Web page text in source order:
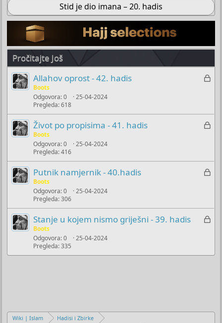
Stid je dio imana – 20. hadis
Pročitajte Još
Z
u
n
o
Allahov oprost - 42. hadis
Boots
Odgovora 0
Pregleda 618
25-04-2024
Z
u
n
o
Život po propisima - 41. hadis
Boots
Odgovora 0
Pregleda 416
25-04-2024
Z
u
n
Putnik namjernik - 40.hadis
Boots
Odgovora 0
Pregleda 306
25-04-2024
Z
o
Stanje u kojem nismo griješni - 39. hadis
Boots
Odgovora 0
Pregleda 335
25-04-2024
Wiki | Islam
Hadisi i Zbirke